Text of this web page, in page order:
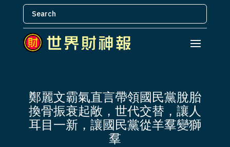
鄭麗文霸氣直言帶領國民黨脫胎
換骨振衰起敞，世代交替，讓人
耳目一新，讓國民黨從羊羣變獅
羣